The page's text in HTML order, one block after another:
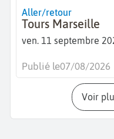
Aller/retour
Tours Marseille
ven. 11 septembre
Publié le07/08/2026
Voir